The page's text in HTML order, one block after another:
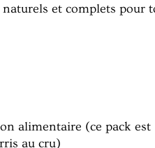
et complets pour
alimentaire (ce pack est
au cru)